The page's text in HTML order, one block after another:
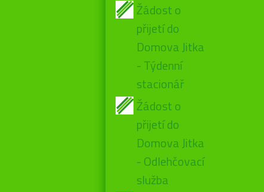
Žádost o
přijetí do
Domova Jitka
- Týdenní
stacionář
Žádost o
přijetí do
Domova Jitka
- Odlehčovací
služba